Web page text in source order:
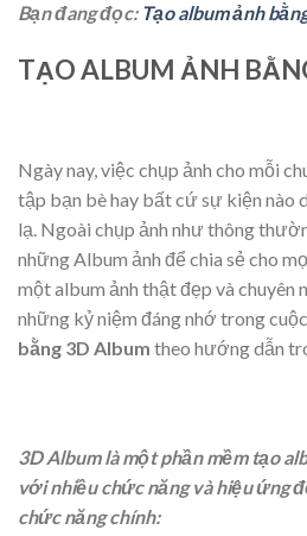
Bạn đang đọc: Tạo album ảnh
TẠO ALBUM ẢNH
Ngày nay, việc chụp ảnh cho mỗi
tập bạn bè hay bất cứ sự kiện nào
lạ. Ngoài chụp ảnh như thông
những Album ảnh để chia sẻ cho
một album ảnh thật đẹp và chuyên
những kỷ niệm đáng nhớ trong
bằng 3D Album theo hướng dẫn
3D Album là một phần mềm tạo
với nhiều chức năng và hiệu ứng
chức năng chính: